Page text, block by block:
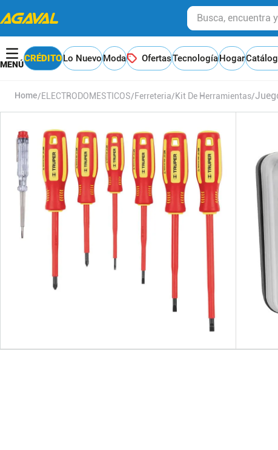
Busca, encuentra y
CRÉDITOLo NuevoModa OfertasTecnologíaHogar
ELECTRODOMESTICOS Ferreteria Kit De Herramientas